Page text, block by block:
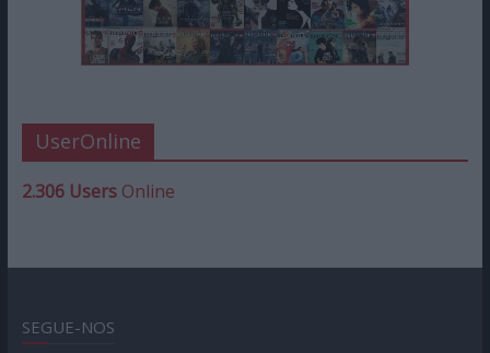
UserOnline
2.306 UsersOnline
SEGUE-NOS